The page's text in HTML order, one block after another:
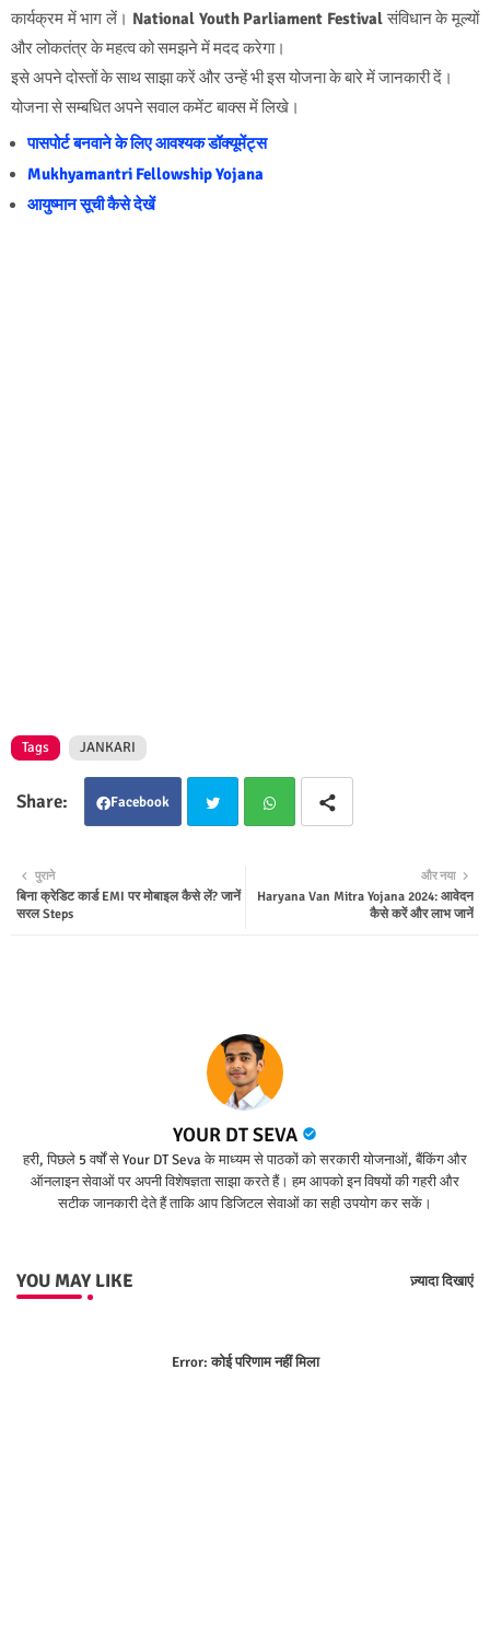
कार्यक्रम में भाग लें। National Youth Parliament Festivalसंविधान के मूल्यों
और लोकतंत्र के महत्व को समझने में मदद करेगा।
इसे अपने दोस्तों के साथ साझा करें और उन्हें भी इस योजना के बारे में जानकारी दें।
योजना से सम्बधित अपने सवाल कमेंट बाक्स में लिखे।
पासपोर्ट बनवाने के लिए आवश्यक डॉक्यूमेंट्स
Mukhyamantri Fellowship Yojana
आयुष्मान सूची कैसे देखें
Tags JANKARI
Facebook
ter tsap
और नया
Haryana Van Mitra Yojana 2024: आवेदन
कैसे करें और लाभ जानें
पुराने
बिना क्रेडिट कार्ड EMI पर मोबाइल कैसे लें? जानें
सरल Steps
YOUR DT SEVA
हरी, पिछले 5 वर्षों से Your DT Seva के माध्यम से पाठकों को सरकारी योजनाओं, बैंकिंग और
ऑनलाइन सेवाओं पर अपनी विशेषज्ञता साझा करते हैं। हम आपको इन विषयों की गहरी और
सटीक जानकारी देते हैं ताकि आप डिजिटल सेवाओं का सही उपयोग कर सकें।
YOU MAY LIKE ज़्यादा दिखाएं
Error:कोई परिणाम नहीं मिला